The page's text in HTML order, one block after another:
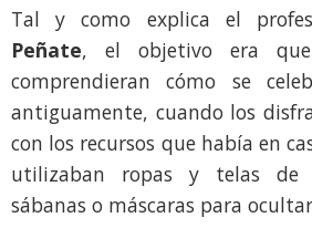
Tal y como explica el
Peñate, el objetivo era
comprendieran cómo se
antiguamente, cuando los
con los recursos que había en
utilizaban ropas y telas de
sábanas o máscaras para